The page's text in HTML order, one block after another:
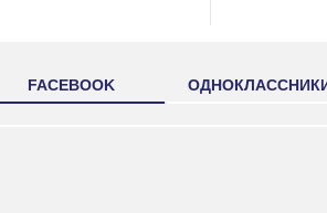
FACEBOOK